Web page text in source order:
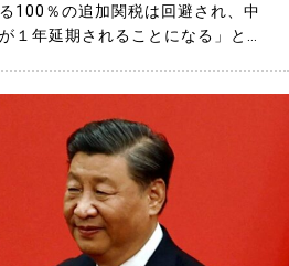
100％の追加関税は回避され、中
１年延期されることになる」と述